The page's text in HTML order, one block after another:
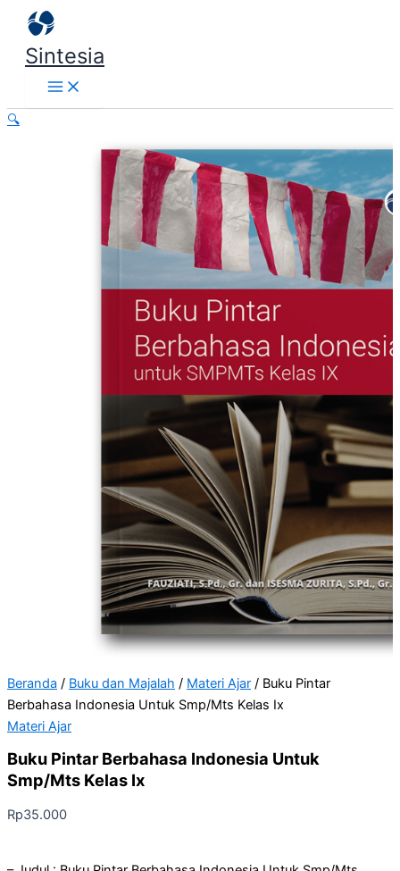
Lewati
konten
Sintesia
🔍
Beranda / Buku dan Majalah / Materi Ajar / Buku Pintar
Berbahasa Indonesia Untuk Smp/Mts Kelas Ix
Materi Ajar
Buku Pintar Berbahasa Indonesia Untuk
Smp/Mts Kelas Ix
Rp35.000